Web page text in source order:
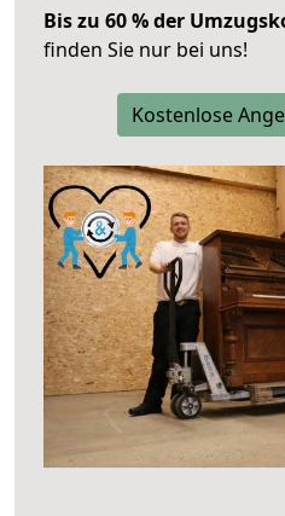
Bis zu 60 % der
finden Sie nur bei uns!
Kostenlose